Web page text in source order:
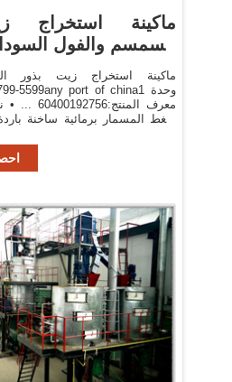
ماكينة استخراج
السمسم والفول
ماكينة استخراج زيت بذور
معرف
ضغط المسمار برمائية ساخنة